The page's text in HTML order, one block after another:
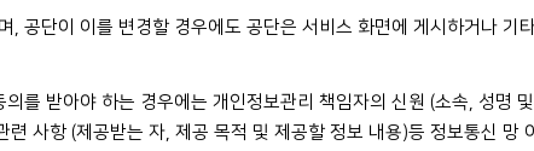
공단이 이를 변경할 경우에도 공단은 서비스 화면에 게시하거나 기
를 받아야 하는 경우에는 개인정보관리 책임자의 신원 (소속, 성명
사항 (제공받는 자, 제공 목적 및 제공할 정보 내용)등 정보통신 망